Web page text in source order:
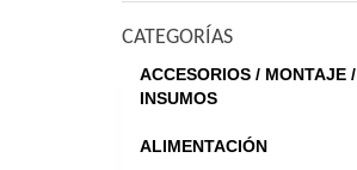
CATEGORÍAS
ACCESORIOS / MONTAJE /
INSUMOS
ALIMENTACIÓN